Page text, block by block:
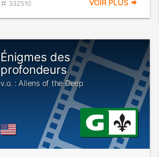
332510 VOIR PLUS
Énigmes des
profondeurs
v.o. : Aliens of the Deep